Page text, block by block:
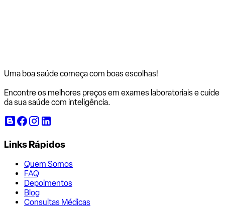
Uma boa saúde começa com boas escolhas!
Encontre os melhores preços em exames laboratoriais e cuide
da sua saúde com inteligência.
Links Rápidos
Quem Somos
FAQ
Depoimentos
Blog
Consultas Médicas